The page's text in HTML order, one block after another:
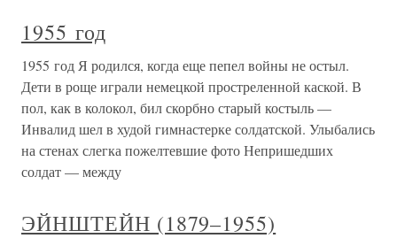
1955 год
1955 год Я родился, когда еще пепел войны не остыл.
Дети в роще играли немецкой простреленной каской. В
пол, как в колокол, бил скорбно старый костыль —
Инвалид шел в худой гимнастерке солдатской. Улыбались
на стенах слегка пожелтевшие фото Непришедших
солдат — между
ЭЙНШТЕЙН (1879–1955)